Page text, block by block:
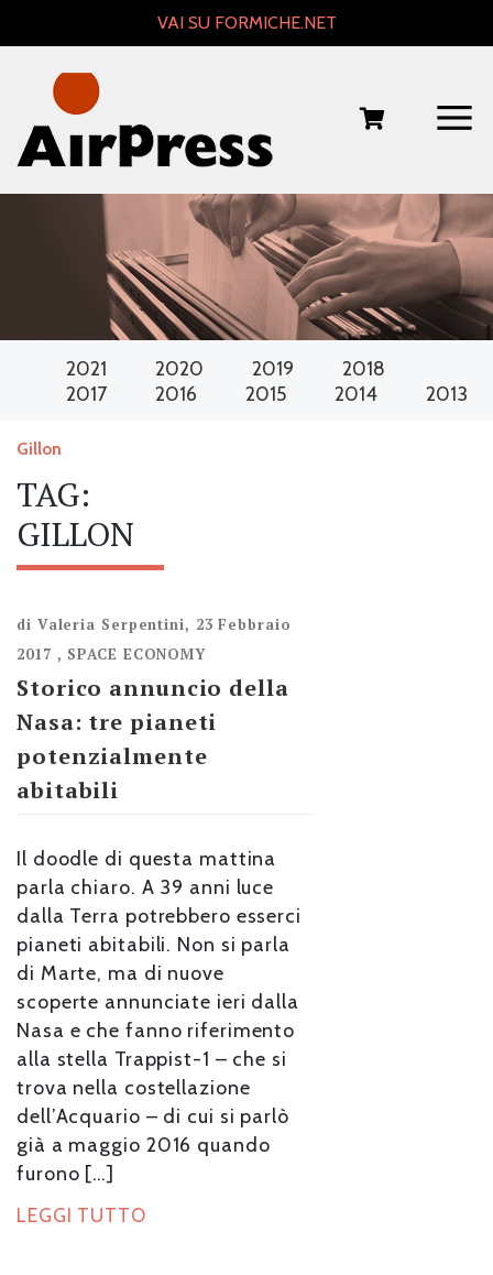
VAI SU FORMICHE.NET
2021 2020 2019
2018
2017
2016 2015 2014 2013
Gillon
TAG:
GILLON
di Valeria Serpentini, 23 Febbraio
2017 , SPACE ECONOMY
Storico annuncio della
Nasa: tre pianeti
potenzialmente
abitabili
Il doodle di questa mattina
parla chiaro. A 39 anni luce
dalla Terra potrebbero esserci
pianeti abitabili. Non si parla
di Marte, ma di nuove
scoperte annunciate ieri dalla
Nasa e che fanno riferimento
alla stella Trappist-1 – che si
trova nella costellazione
dell’Acquario – di cui si parlò
già a maggio 2016 quando
furono […]
LEGGI TUTTO